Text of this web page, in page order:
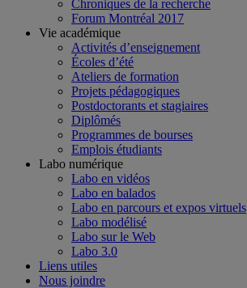
Chroniques de la recherche
Forum Montréal 2017
Vie académique
Activités d’enseignement
Écoles d’été
Ateliers de formation
Projets pédagogiques
Postdoctorants et stagiaires
Diplômés
Programmes de bourses
Emplois étudiants
Labo numérique
Labo en vidéos
Labo en balados
Labo en parcours et expos virtuels
Labo modélisé
Labo sur le Web
Labo 3.0
Liens utiles
Nous joindre